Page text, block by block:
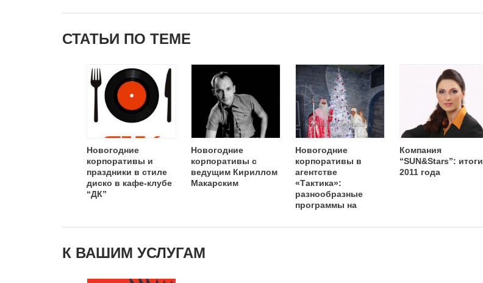
СТАТЬИ ПО ТЕМЕ
Новогодние
корпоративы и
праздники в стиле
диско в кафе-клубе
“ДК”
Новогодние
корпоративы с
ведущим Кириллом
Макарским
Новогодние
корпоративы в
агентстве
«Тактика»:
разнообразные
программы на
Компания
“SUN&Stars”: итоги
2011 года
К ВАШИМ УСЛУГАМ